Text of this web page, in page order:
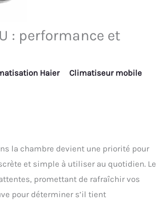
: performance et
Haier
Climatiseur mobile
la chambre devient une priorité pour
et simple à utiliser au quotidien. Le
promettant de rafraîchir vos
pour déterminer s’il tient